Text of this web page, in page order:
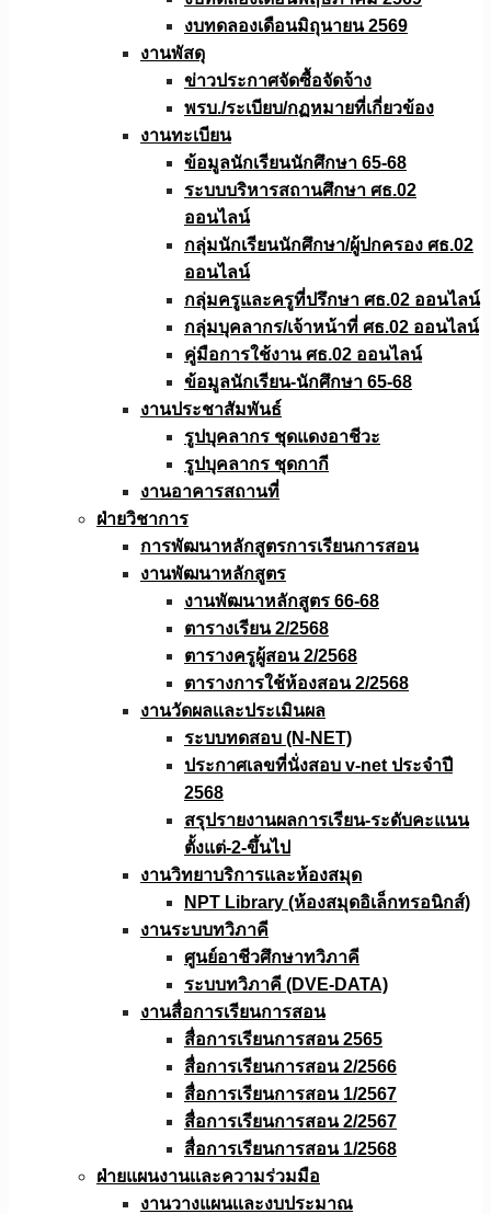
งบทดลองเดือนมิถุนายน 2569
งานพัสดุ
ข่าวประกาศจัดซื้อจัดจ้าง
พรบ./ระเบียบ/กฏหมายที่เกี่ยวข้อง
งานทะเบียน
ข้อมูลนักเรียนนักศึกษา 65-68
ระบบบริหารสถานศึกษา ศธ.02
ออนไลน์
กลุ่มนักเรียนนักศึกษา/ผู้ปกครอง ศธ.02
ออนไลน์
กลุ่มครูและครูที่ปรึกษา ศธ.02 ออนไลน์
กลุ่มบุคลากร/เจ้าหน้าที่ ศธ.02 ออนไลน์
คู่มือการใช้งาน ศธ.02 ออนไลน์
ข้อมูลนักเรียน-นักศึกษา 65-68
งานประชาสัมพันธ์
รูปบุคลากร ชุดแดงอาชีวะ
รูปบุคลากร ชุดกากี
งานอาคารสถานที่
ฝ่ายวิชาการ
การพัฒนาหลักสูตรการเรียนการสอน
งานพัฒนาหลักสูตร
งานพัฒนาหลักสูตร 66-68
ตารางเรียน 2/2568
ตารางครูผู้สอน 2/2568
ตารางการใช้ห้องสอน 2/2568
งานวัดผลเเละประเมินผล
ระบบทดสอบ (N-NET)
ประกาศเลขที่นั่งสอบ v-net ประจำปี
2568
สรุปรายงานผลการเรียน-ระดับคะแนน
ตั้งแต่-2-ขึ้นไป
งานวิทยาบริการเเละห้องสมุด
NPT Library (ห้องสมุดอิเล็กทรอนิกส์)
งานระบบทวิภาคี
ศูนย์อาชีวศึกษาทวิภาคี
ระบบทวิภาคี (DVE-DATA)
งานสื่อการเรียนการสอน
สื่อการเรียนการสอน 2565
สื่อการเรียนการสอน 2/2566
สื่อการเรียนการสอน 1/2567
สื่อการเรียนการสอน 2/2567
สื่อการเรียนการสอน 1/2568
ฝ่ายแผนงานเเละความร่วมมือ
งานวางแผนเเละงบประมาณ